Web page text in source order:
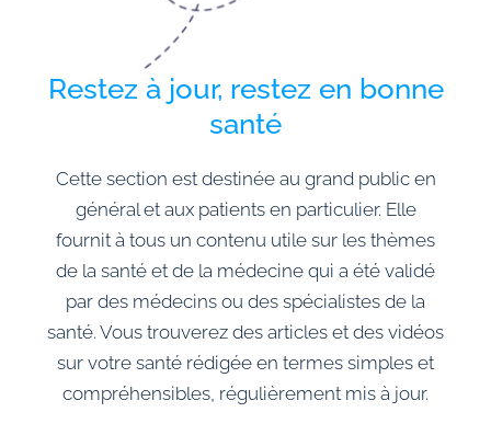
Restez à jour, restez en bonne
santé
Cette section est destinée au grand public en
général et aux patients en particulier. Elle
fournit à tous un contenu utile sur les thèmes
de la santé et de la médecine qui a été validé
par des médecins ou des spécialistes de la
santé. Vous trouverez des articles et des vidéos
sur votre santé rédigée en termes simples et
compréhensibles, régulièrement mis à jour.